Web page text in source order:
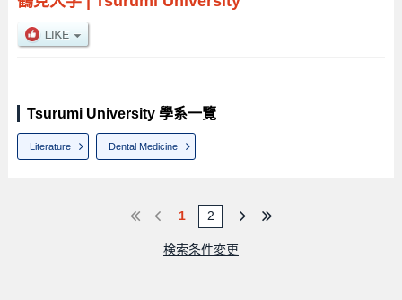
Tsurumi University 學系一覽
Literature Dental Medicine
1 2
検索条件変更